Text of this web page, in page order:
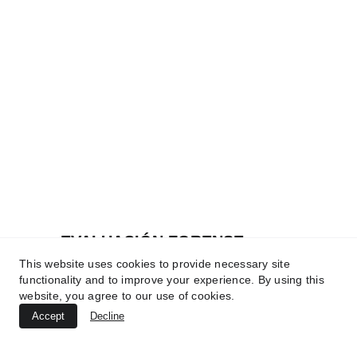
EVALUACIÓN FORENSE
Especialistas en criminalística y
contrainformes forenses. La
psicologia jurídica y legal es una de
nuestras áreas de actuación más
This website uses cookies to provide necessary site
functionality and to improve your experience. By using this
website, you agree to our use of cookies.
Accept Decline